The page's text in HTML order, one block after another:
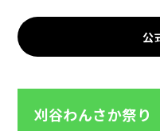
公
刈谷わんさか祭り